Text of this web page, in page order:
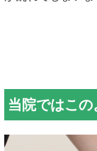
当院ではこ